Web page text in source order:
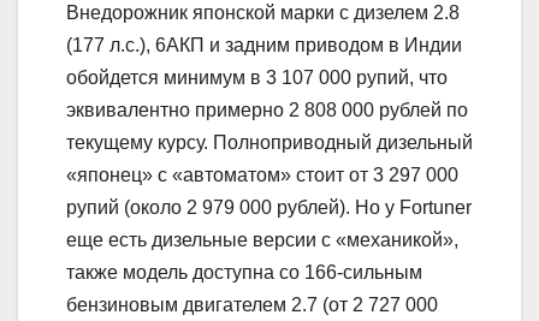
Внедорожник японской марки с дизелем 2.8
(177 л.с.), 6АКП и задним приводом в Индии
обойдется минимум в 3 107 000 рупий, что
эквивалентно примерно 2 808 000 рублей по
текущему курсу. Полноприводный дизельный
«японец» с «автоматом» стоит от 3 297 000
рупий (около 2 979 000 рублей). Но у Fortuner
еще есть дизельные версии с «механикой»,
также модель доступна со 166-сильным
бензиновым двигателем 2.7 (от 2 727 000